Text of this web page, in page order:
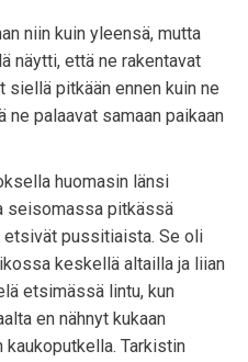
niin kuin yleensä, mutta
näytti, että ne rakentavat
pitkään ennen kuin ne
ne palaavat samaan paikaan
huomasin länsi
seisomassa pitkässä
pussitiaista. Se oli
keskellä altailla ja liian
etsimässä lintu, kun
en nähnyt kukaan
Tarkistin